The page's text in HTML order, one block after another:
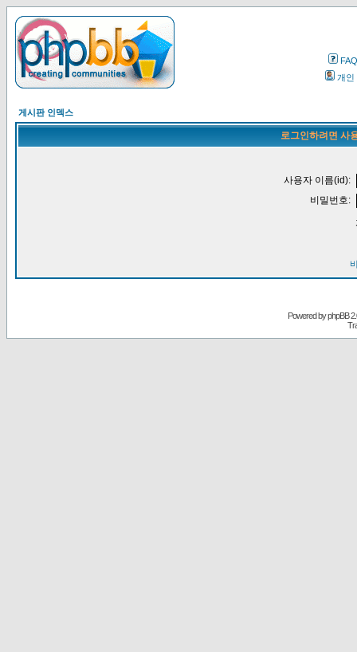
FAQ
개인
게시판 인덱스
로그인하려면 사
사용자 이름(id):
비밀번호:
Powered byphpBB